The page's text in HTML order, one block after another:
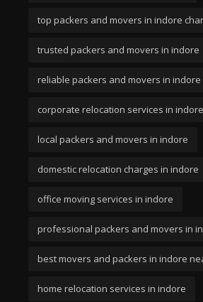
top packers and movers in indore
trusted packers and movers in indore
reliable packers and movers in indore
corporate relocation services in indore
local packers and movers in indore
domestic relocation charges in indore
office moving services in indore
professional packers and movers in
best movers and packers in indore
home relocation services in indore